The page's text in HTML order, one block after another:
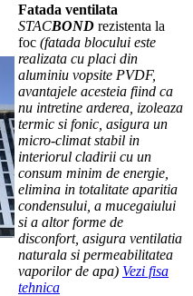
Fatada ventilata
STACBOND rezistenta la
foc (fatada blocului este
realizata cu placi din
aluminiu vopsite PVDF,
avantajele acesteia fiind ca
nu intretine arderea, izoleaza
termic si fonic, asigura un
micro-climat stabil in
interiorul cladirii cu un
consum minim de energie,
elimina in totalitate aparitia
condensului, a mucegaiului
si a altor forme de
disconfort, asigura ventilatia
naturala si permeabilitatea
vaporilor de apa) Vezi fisa
tehnica